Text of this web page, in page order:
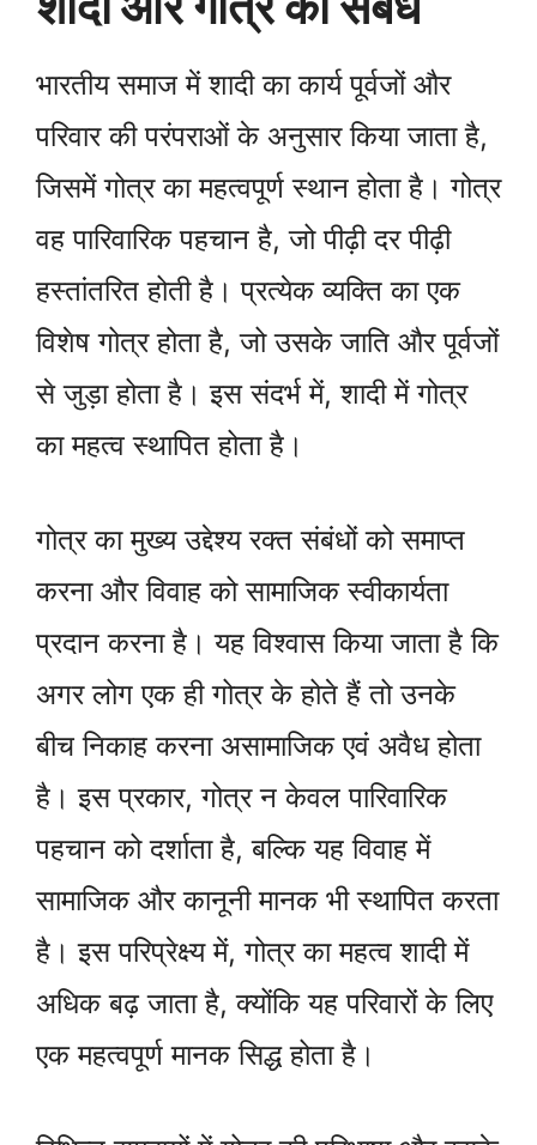
भारतीय समाज में शादी का कार्य पूर्वजों और
परिवार की परंपराओं के अनुसार किया जाता है,
जिसमें गोत्र का महत्वपूर्ण स्थान होता है। गोत्र
वह पारिवारिक पहचान है, जो पीढ़ी दर पीढ़ी
हस्तांतरित होती है। प्रत्येक व्यक्ति का एक
विशेष गोत्र होता है, जो उसके जाति और पूर्वजों
से जुड़ा होता है। इस संदर्भ में, शादी में गोत्र
का महत्व स्थापित होता है।
गोत्र का मुख्य उद्देश्य रक्त संबंधों को समाप्त
करना और विवाह को सामाजिक स्वीकार्यता
प्रदान करना है। यह विश्वास किया जाता है कि
अगर लोग एक ही गोत्र के होते हैं तो उनके
बीच निकाह करना असामाजिक एवं अवैध होता
है। इस प्रकार, गोत्र न केवल पारिवारिक
पहचान को दर्शाता है, बल्कि यह विवाह में
सामाजिक और कानूनी मानक भी स्थापित करता
है। इस परिप्रेक्ष्य में, गोत्र का महत्व शादी में
अधिक बढ़ जाता है, क्योंकि यह परिवारों के लिए
एक महत्वपूर्ण मानक सिद्ध होता है।